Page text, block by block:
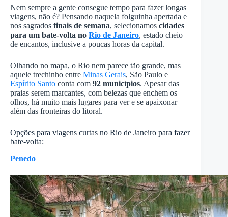
Nem sempre a gente consegue tempo para fazer longas
viagens, não é? Pensando naquela folguinha apertada e
nos sagrados finais de semana, selecionamos cidades
para um bate-volta no Rio de Janeiro, estado cheio
de encantos, inclusive a poucas horas da capital.
Olhando no mapa, o Rio nem parece tão grande, mas
aquele trechinho entre Minas Gerais, São Paulo e
Espírito Santo conta com 92 municípios. Apesar das
praias serem marcantes, com belezas que enchem os
olhos, há muito mais lugares para ver e se apaixonar
além das fronteiras do litoral.
Opções para viagens curtas no Rio de Janeiro para fazer
bate-volta:
Penedo